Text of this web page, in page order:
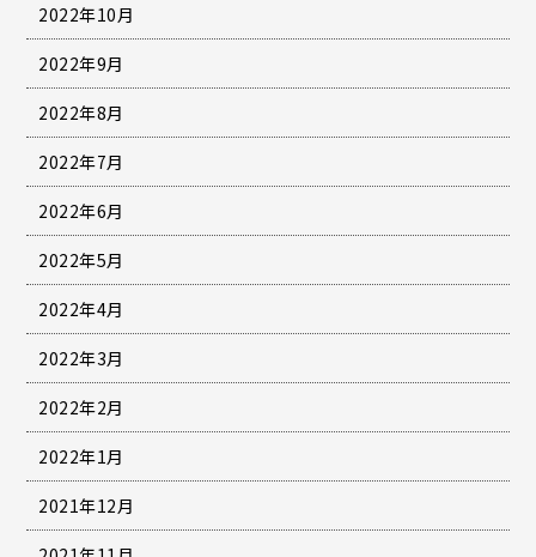
2022年10月
2022年9月
2022年8月
2022年7月
2022年6月
2022年5月
2022年4月
2022年3月
2022年2月
2022年1月
2021年12月